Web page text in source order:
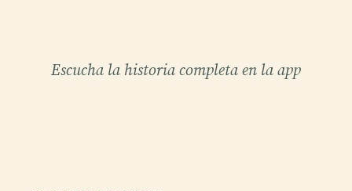
Escucha la historia completa en la app